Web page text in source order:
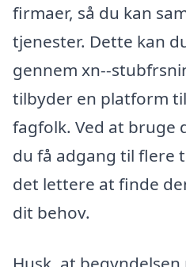
firmaer, så du kan
tjenester. Dette kan
gennem xn--
tilbyder en platform
fagfolk. Ved at bruge
du få adgang til flere
det lettere at finde
dit behov.